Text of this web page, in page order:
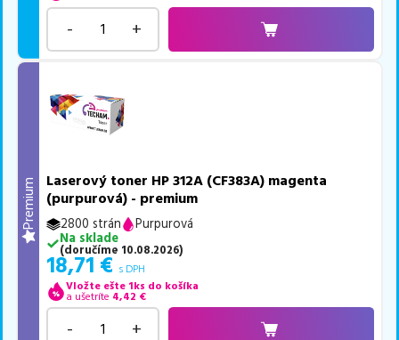
- +
Premium
Laserový toner HP 312A (CF383A) magenta
(purpurová) - premium
2800 strán
Purpurová
Na sklade
(doručíme 10.08.2026)
18,71 € s DPH
Vložte ešte 1ks do košíka
a ušetríte 4,42 €
- +